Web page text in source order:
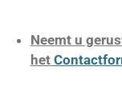
Neemt u
het